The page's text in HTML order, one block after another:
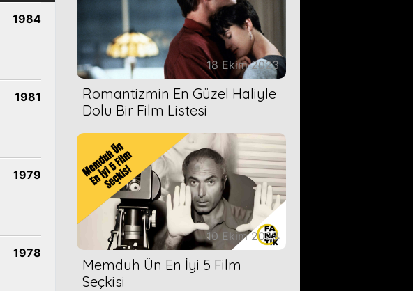
1984
1981
1979
1978
18 Ekim 2023
Romantizmin En Güzel Haliyle
Dolu Bir Film Listesi
10 Ekim 2023
Memduh Ün En İyi 5 Film
Seçkisi